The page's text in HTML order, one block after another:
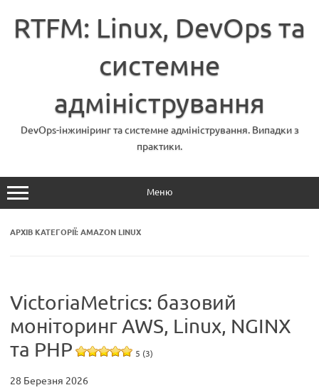
вмістуRTFM: Linux, DevOps та
системне
адміністрування
DevOps-інжиніринг та системне адміністрування. Випадки з
практики.
Меню
АРХІВ КАТЕГОРІЇ:AMAZON LINUX
VictoriaMetrics: базовий
моніторинг AWS, Linux, NGINX
та PHP
5 (3)
28 Березня 2026